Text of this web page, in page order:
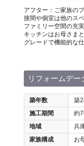
アフター：ご家族の
接間や個室は他のス
ファミリー空間の充
キッチンはお母さま
グレードで機能的な仕
リフォームデー
築年数
築
施工期間
約
地域
兵
家族構成
お